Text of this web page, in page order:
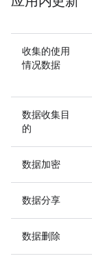
收集的使用
情况数据
数据收集目
的
数据加密
数据分享
数据删除